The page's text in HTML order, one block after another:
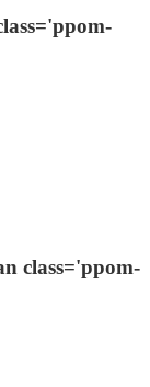
class='ppom-